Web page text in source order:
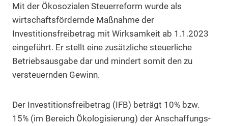
Mit der Ökosozialen Steuerreform wurde als
wirtschaftsfördernde Maßnahme der
Investitionsfreibetrag mit Wirksamkeit ab 1.1.2023
eingeführt. Er stellt eine zusätzliche steuerliche
Betriebsausgabe dar und mindert somit den zu
versteuernden Gewinn.
Der Investitionsfreibetrag (IFB) beträgt 10% bzw.
15% (im Bereich Ökologisierung) der Anschaffungs-